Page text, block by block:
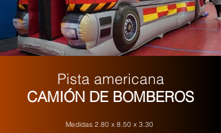
Pista americana
CAMIÓN DE BOMBEROS
Medidas 2.80 x 8.50 x 3.30